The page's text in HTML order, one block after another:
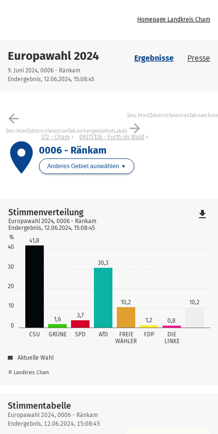
Homepage Landkreis Cham
Europawahl 2024
9. Juni 2024, 0006 - Ränkam
Endergebnis, 12.06.2024, 15:08:45
Ergebnisse Presse
arrow_back
$esc.html($districtSelectionTab.vorherigesGebietLabel) arrow_forward
place
372 - Cham 09372126 - Furth im Wald
0006 - Ränkam
Anderes Gebiet auswählen
0
10
20
30
40
%
CSU GRÜNE SPD AfD
FREIE
WÄHLER
FDP
DIE
LINKE
41,8
1,6
3,7
30,3
10,2
1,2 0,8
10,2
© Landkreis Cham
Stimmenverteilung
Europawahl 2024, 0006 - Ränkam
Endergebnis, 12.06.2024, 15:08:45
Aktuelle Wahl
file_download
Stimmentabelle
Stimmentabelle
Europawahl 2024, 0006 - Ränkam
Endergebnis, 12.06.2024, 15:08:45